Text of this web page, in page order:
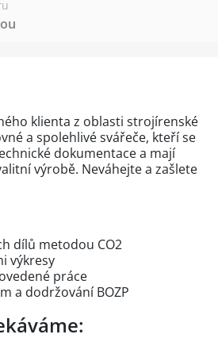
klienta z oblasti strojírenské
a spolehlivé svářeče, kteří se
dokumentace a mají
výrobě. Neváhejte a zašlete
dílů metodou CO2
výkresy
práce
a dodržování BOZP